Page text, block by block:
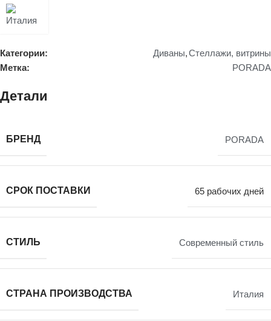
Категории: Диваны,Стеллажи, витрины
Метка:
PORADA
Детали
БРЕНД PORADA
СРОК ПОСТАВКИ 65 рабочих дней
СТИЛЬ Современный стиль
СТРАНА ПРОИЗВОДСТВА Италия